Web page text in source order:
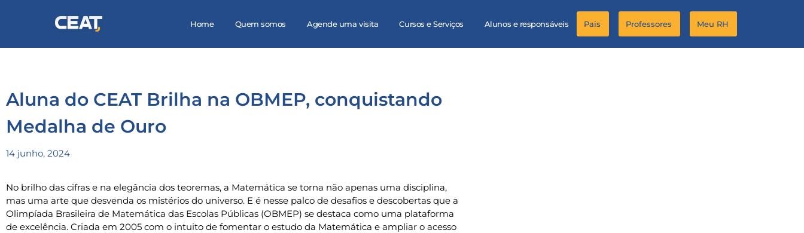
Home Quem somos Agende uma visita Cursos e Serviços Alunos e responsáveis Pais Professores Meu RH
Aluna do CEAT Brilha na OBMEP, conquistando
Medalha de Ouro
14 junho, 2024
No brilho das cifras e na elegância dos teoremas, a Matemática se torna não apenas uma disciplina,
mas uma arte que desvenda os mistérios do universo. E é nesse palco de desafios e descobertas que a
Olimpíada Brasileira de Matemática das Escolas Públicas (OBMEP) se destaca como uma plataforma
de excelência. Criada em 2005 com o intuito de fomentar o estudo da Matemática e ampliar o acesso